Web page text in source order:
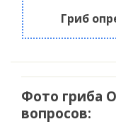
Гриб
Фото гриба
вопросов: